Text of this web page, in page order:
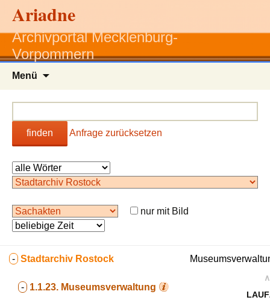
Ariadne
Archivportal Mecklenburg-
Vorpommern
Menü
finden Anfrage zurücksetzen
nur mit Bild
- Stadtarchiv Rostock
- 1.1.23. Museumsverwaltung
∧